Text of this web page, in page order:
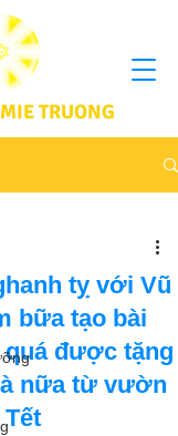
TRUONG
tỵ với Vũ
bữa tạo bài
được tặng
nữa từ vườn